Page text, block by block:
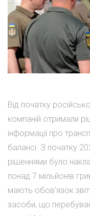
Від початку
компаній отримали
інформації про
балансі. З початку
рішеннями було
понад 7 мільйонів
мають обов'язок
засоби, що